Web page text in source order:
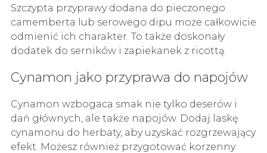
Szczypta przyprawy dodana do pieczonego
camemberta lub serowego dipu może całkowicie
odmienić ich charakter. To także doskonały
dodatek do serników i zapiekanek z ricottą.
Cynamon jako przyprawa do napojów
Cynamon wzbogaca smak nie tylko deserów i
dań głównych, ale także napojów. Dodaj laskę
cynamonu do herbaty, aby uzyskać rozgrzewający
efekt. Możesz również przygotować korzenny